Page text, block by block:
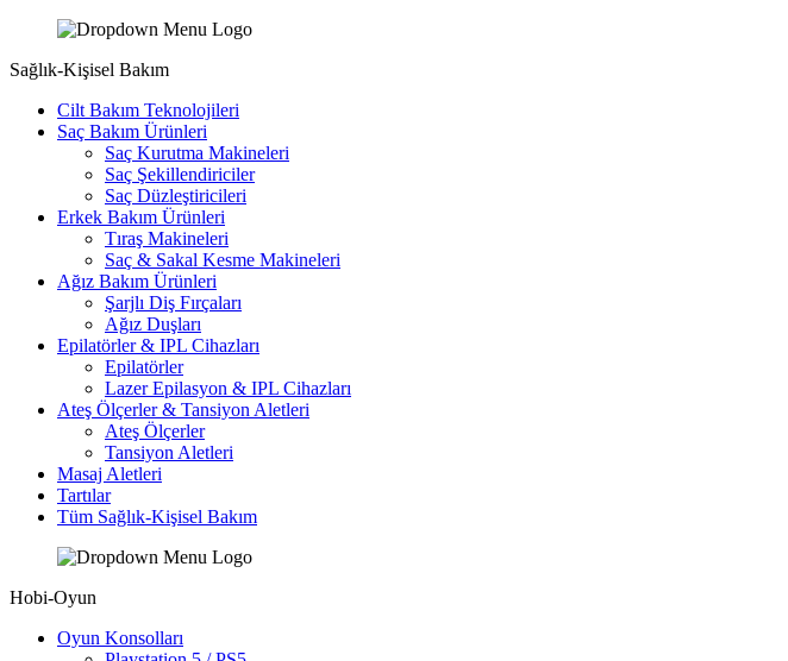
Sağlık-Kişisel Bakım
Cilt Bakım Teknolojileri
Saç Bakım Ürünleri
Saç Kurutma Makineleri
Saç Şekillendiriciler
Saç Düzleştiricileri
Erkek Bakım Ürünleri
Tıraş Makineleri
Saç & Sakal Kesme Makineleri
Ağız Bakım Ürünleri
Şarjlı Diş Fırçaları
Ağız Duşları
Epilatörler & IPL Cihazları
Epilatörler
Lazer Epilasyon & IPL Cihazları
Ateş Ölçerler & Tansiyon Aletleri
Ateş Ölçerler
Tansiyon Aletleri
Masaj Aletleri
Tartılar
Tüm Sağlık-Kişisel Bakım
Hobi-Oyun
Oyun Konsolları